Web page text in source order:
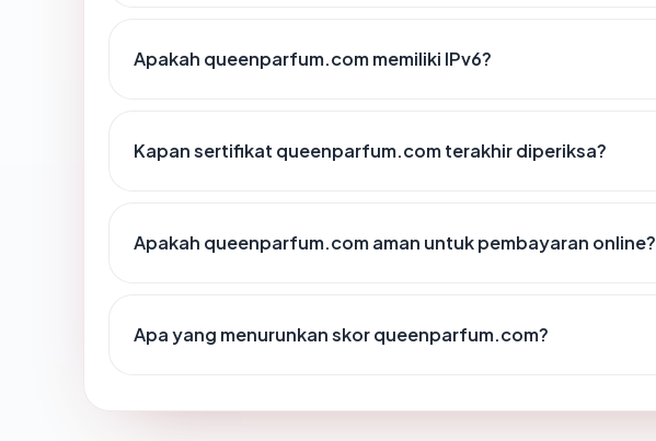
Apakah queenparfum.com memiliki IPv6?
Kapan sertifikat queenparfum.com terakhir diperiksa?
Apakah queenparfum.com aman untuk pembayaran online?
Apa yang menurunkan skor queenparfum.com?